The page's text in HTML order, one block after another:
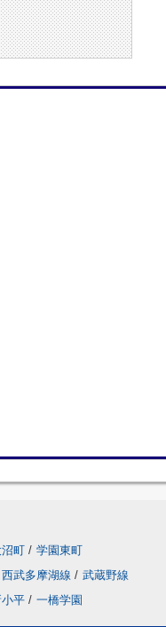
沼町 / 学園東町
西武多摩湖線 / 武蔵野線
小平 / 一橋学園